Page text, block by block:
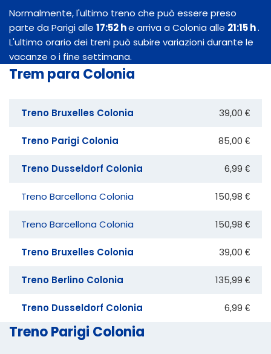
Normalmente, l'ultimo treno che può essere preso
parte da Parigi alle 17:52 he arriva a Colonia alle 21:15 h.
L'ultimo orario dei treni può subire variazioni durante le
vacanze o i fine settimana.
Trem para Colonia
Treno Bruxelles Colonia 39,00 €
Treno Parigi Colonia 85,00 €
Treno Dusseldorf Colonia 6,99 €
Treno Barcellona Colonia 150,98 €
Treno Barcellona Colonia 150,98 €
Treno Bruxelles Colonia 39,00 €
Treno Berlino Colonia 135,99 €
Treno Dusseldorf Colonia 6,99 €
Treno Parigi Colonia